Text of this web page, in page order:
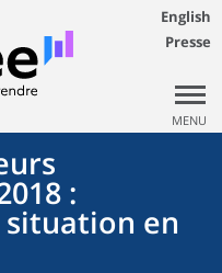
English
Presse
MENU
:
en